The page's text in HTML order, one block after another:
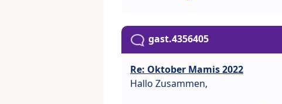
gast.4356405
Re: Oktober Mamis 2022
Hallo Zusammen,